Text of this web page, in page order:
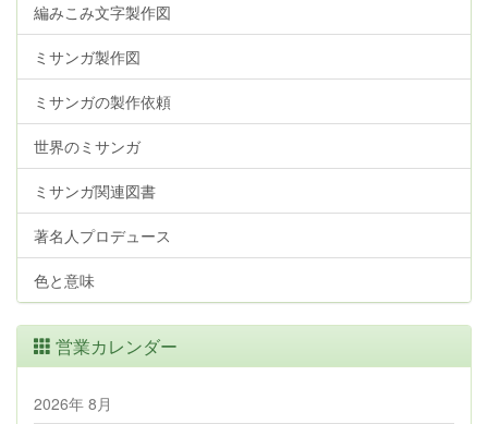
編みこみ文字製作図
ミサンガ製作図
ミサンガの製作依頼
世界のミサンガ
ミサンガ関連図書
著名人プロデュース
色と意味
営業カレンダー
2026年 8月